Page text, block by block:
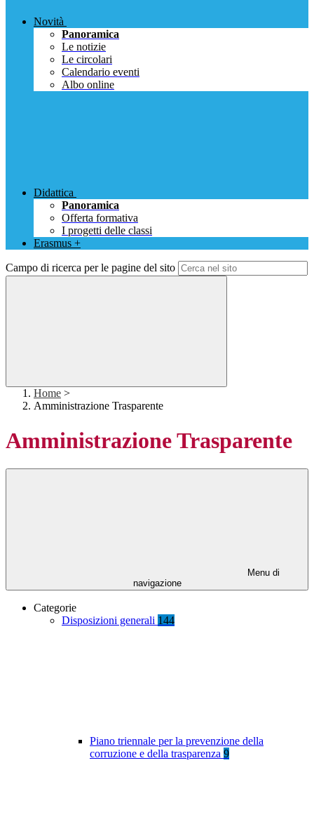
Novità
Panoramica
Le notizie
Le circolari
Calendario eventi
Albo online
Didattica
Panoramica
Offerta formativa
I progetti delle classi
Erasmus +
Campo di ricerca per le pagine del sito
Home >
Amministrazione Trasparente
Amministrazione Trasparente
Menu di
navigazione
Categorie
Disposizioni generali 144
Piano triennale per la prevenzione della
corruzione e della trasparenza 9